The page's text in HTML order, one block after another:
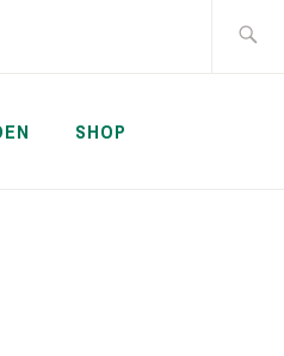
nach:
SHOP